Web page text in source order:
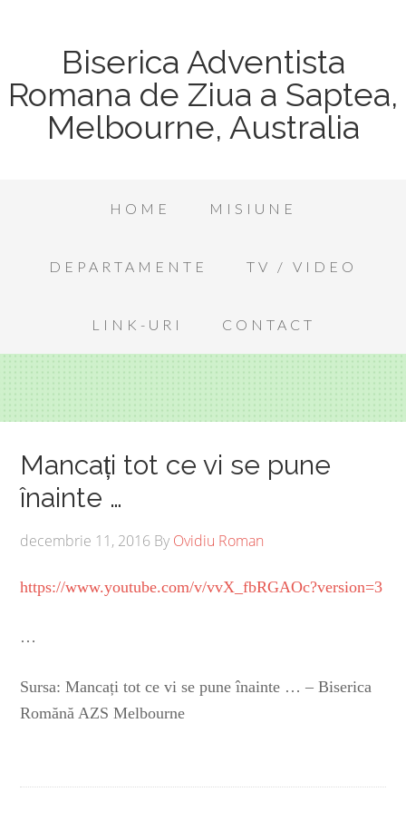
Biserica Adventista
Romana de Ziua a Saptea,
Melbourne, Australia
HOME MISIUNE
DEPARTAMENTE TV / VIDEO
LINK-URI CONTACT
Mancați tot ce vi se pune
înainte …
decembrie 11, 2016 By Ovidiu Roman
https://www.youtube.com/v/vvX_fbRGAOc?version=3
…
Sursa: Mancați tot ce vi se pune înainte … – Biserica
Romănă AZS Melbourne